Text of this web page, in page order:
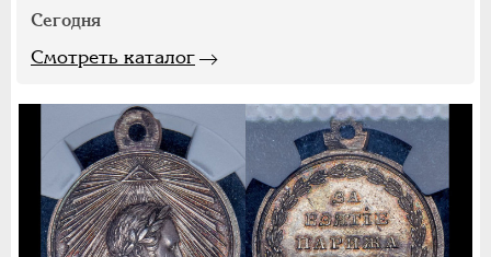
Сегодня
Смотреть каталог